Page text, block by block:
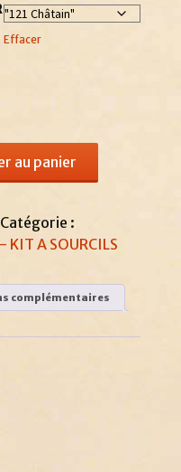
Effacer
au panier
Catégorie :
KIT A SOURCILS
complémentaires